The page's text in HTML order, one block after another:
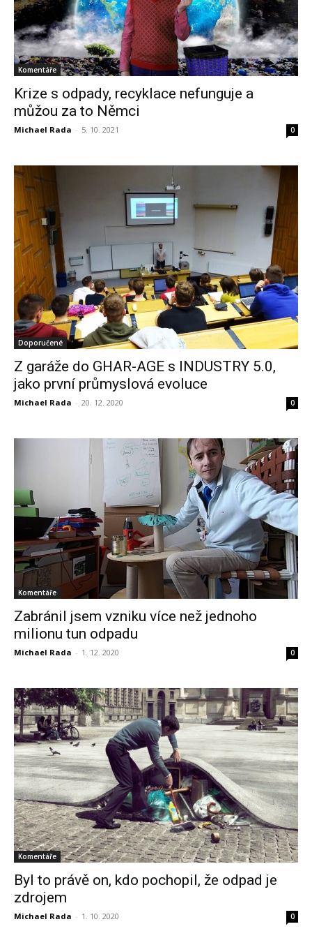
Komentáře
Krize s odpady, recyklace nefunguje a
můžou za to Němci
Michael Rada - 5. 10. 2021 0
Doporučené
Z garáže do GHAR-AGE s INDUSTRY 5.0,
jako první průmyslová evoluce
Michael Rada - 20. 12. 2020 0
Komentáře
Zabránil jsem vzniku více než jednoho
milionu tun odpadu
Michael Rada - 1. 12. 2020 0
Komentáře
Byl to právě on, kdo pochopil, že odpad je
zdrojem
Michael Rada - 1. 10. 2020 0